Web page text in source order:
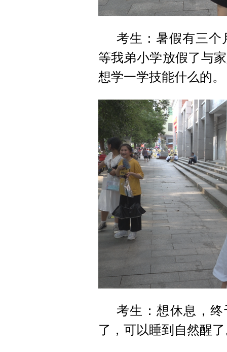
考生：暑假有三个
等我弟小学放假了与
想学一学技能什么的。
考生：想休息，
了，可以睡到自然醒